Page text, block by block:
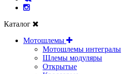
Каталог
Мотошлемы
Мотошлемы интегралы
Шлемы модуляры
Открытые